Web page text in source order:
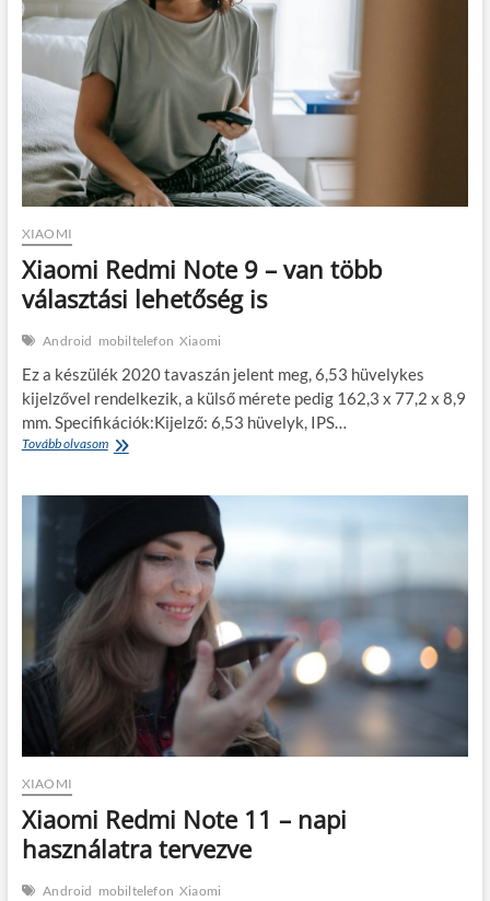
a
kamerája
XIAOMI
Xiaomi Redmi Note 9 – van több
választási lehetőség is
Android mobiltelefon Xiaomi
Ez a készülék 2020 tavaszán jelent meg, 6,53 hüvelykes
kijelzővel rendelkezik, a külső mérete pedig 162,3 x 77,2 x 8,9
mm. Specifikációk:Kijelző: 6,53 hüvelyk, IPS…
Tovább olvasomXiaomi
több
választási
lehetőség
is
XIAOMI
Xiaomi Redmi Note 11 – napi
használatra tervezve
Android mobiltelefon Xiaomi